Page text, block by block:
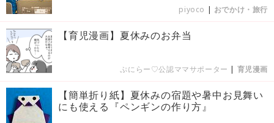
piyoco | おでかけ・旅行
【育児漫画】夏休みのお弁当
ぷにらー♡公認ママサポーター | 育児漫画
【簡単折り紙】夏休みの宿題や暑中お見舞い
にも使える『ペンギンの作り方』